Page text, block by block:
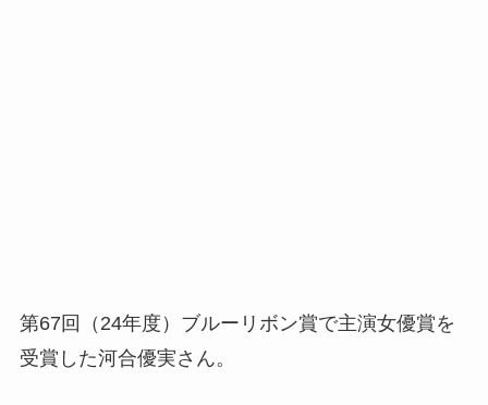
第67回（24年度）ブルーリボン賞で主演女優賞を
受賞した河合優実さん。